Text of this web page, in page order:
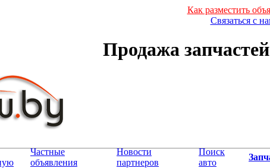
Как разместить
Связаться с
Продажа
Частные
объявления
Новости
партнеров
Поиск
авто